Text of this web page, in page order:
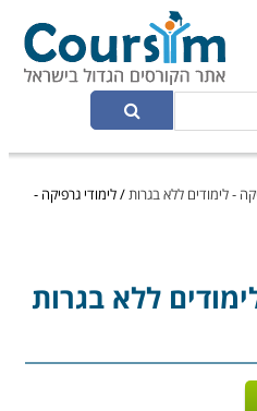
- לימודים ללא בגרות/לימודי גרפיקה -
ללא בגרות